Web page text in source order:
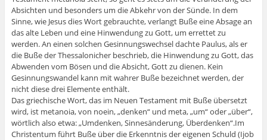
Absichten und besonders um die Abkehr von der Sünde. In dem
Sinne, wie Jesus dies Wort gebrauchte, verlangt Buße eine Absage an
das alte Leben und eine Hinwendung zu Gott, um errettet zu
werden. An einen solchen Gesinnungswechsel dachte Paulus, als er
die Buße der Thessalonicher beschrieb, die Hinwendung zu Gott, das
Abwenden vom Bösen und die Absicht, Gott zu dienen. Kein
Gesinnungswandel kann mit wahrer Buße bezeichnet werden, der
nicht diese drei Elemente enthält.
Das griechische Wort, das im Neuen Testament mit Buße übersetzt
wird, ist metanoia, von noein, „denken“ und meta, „um“ oder „über“,
wörtlich also etwa: „Umdenken, Sinnesänderung, Überdenken“.Im
Christentum führt Buße über die Erkenntnis der eigenen Schuld (Ijob